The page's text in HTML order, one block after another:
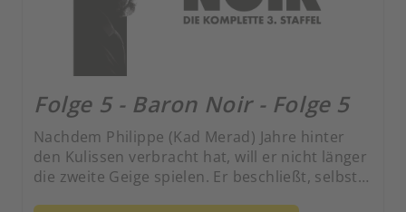
Folge 5 - Baron Noir - Folge 5
Nachdem Philippe (Kad Merad) Jahre hinter
den Kulissen verbracht hat, will er nicht länger
die zweite Geige spielen. Er beschließt, selbst